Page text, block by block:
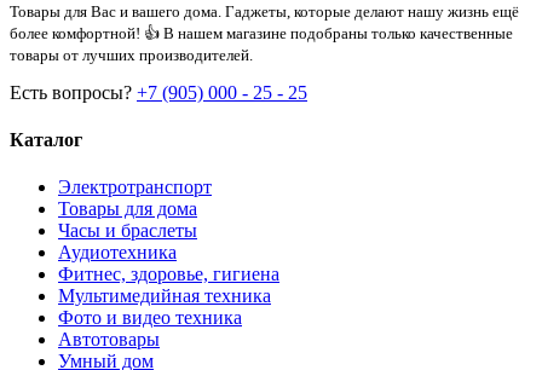
Товары для Вас и вашего дома. Гаджеты, которые делают нашу жизнь ещё
более комфортной! 👍 В нашем магазине подобраны только качественные
товары от лучших производителей.
Есть вопросы? +7 (905) 000 - 25 - 25
Каталог
Электротранспорт
Товары для дома
Часы и браслеты
Аудиотехника
Фитнес, здоровье, гигиена
Мультимедийная техника
Фото и видео техника
Автотовары
Умный дом